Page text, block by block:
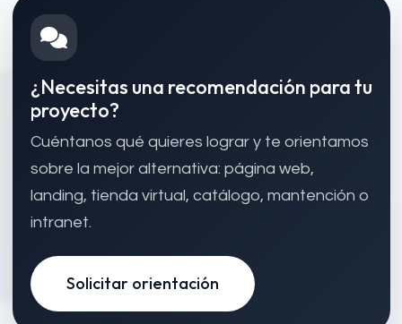
¿Necesitas una recomendación para tu
proyecto?
Cuéntanos qué quieres lograr y te orientamos
sobre la mejor alternativa: página web,
landing, tienda virtual, catálogo, mantención o
intranet.
Solicitar orientación